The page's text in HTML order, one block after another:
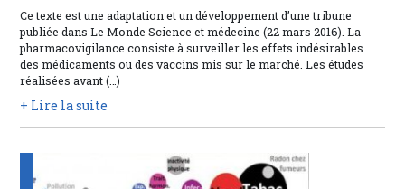
Ce texte est une adaptation et un développement d’une tribune
publiée dans Le Monde Science et médecine (22 mars 2016). La
pharmacovigilance consiste à surveiller les effets indésirables
des médicaments ou des vaccins mis sur le marché. Les études
réalisées avant (…)
+ Lire la suite